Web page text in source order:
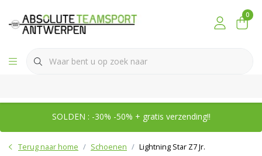
0
SOLDEN : -30% -50% + gratis verzending!!
Terug naar home Schoenen Lightning Star Z7 Jr.